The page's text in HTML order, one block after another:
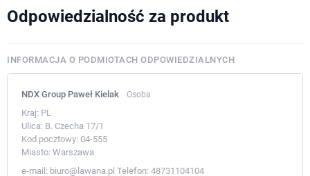
Odpowiedzialność za produkt
INFORMACJA O PODMIOTACH ODPOWIEDZIALNYCH
NDX Group Paweł Kielak Osoba
Kraj: PL
Ulica: B. Czecha 17/1
Kod pocztowy: 04-555
Miasto: Warszawa
e-mail: biuro@lawana.pl Telefon: 48731104104